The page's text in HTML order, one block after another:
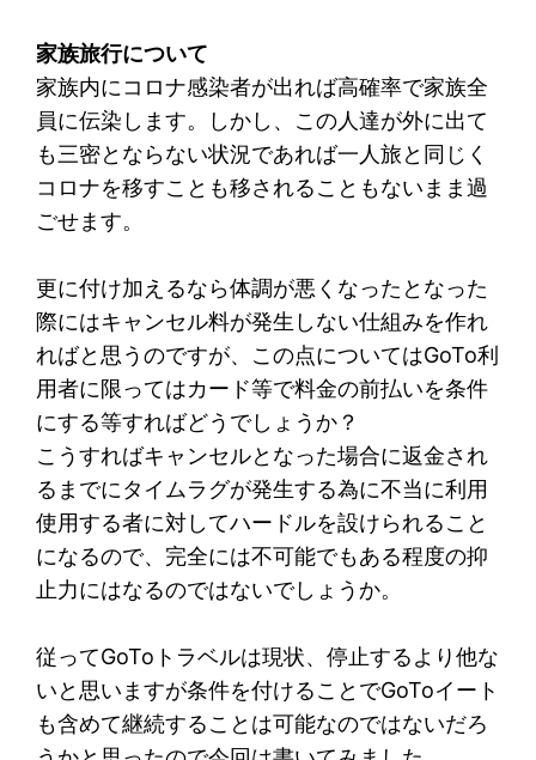
家族旅行について
家族内にコロナ感染者が出れば高確率で家族全
員に伝染します。しかし、この人達が外に出て
も三密とならない状況であれば一人旅と同じく
コロナを移すことも移されることもないまま過
ごせます。
更に付け加えるなら体調が悪くなったとなった
際にはキャンセル料が発生しない仕組みを作れ
ればと思うのですが、この点についてはGoTo利
用者に限ってはカード等で料金の前払いを条件
にする等すればどうでしょうか？
こうすればキャンセルとなった場合に返金され
るまでにタイムラグが発生する為に不当に利用
使用する者に対してハードルを設けられること
になるので、完全には不可能でもある程度の抑
止力にはなるのではないでしょうか。
従ってGoToトラベルは現状、停止するより他な
いと思いますが条件を付けることでGoToイート
も含めて継続することは可能なのではないだろ